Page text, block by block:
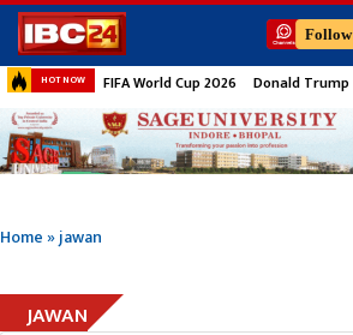
Follow
HOT NOW FIFA World Cup 2026 Donald Trump
Home»jawan
JAWAN